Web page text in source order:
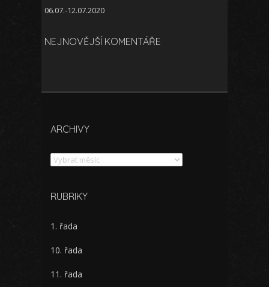
06.07.-12.07.2020
NEJNOVĚJŠÍ KOMENTÁŘE
ARCHIVY
Archivy
RUBRIKY
1. řada
10. řada
11. řada